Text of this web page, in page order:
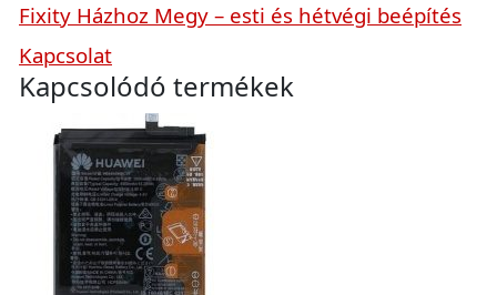
Fixity Házhoz Megy – esti és hétvégi beépítés
Kapcsolat
Kapcsolódó termékek